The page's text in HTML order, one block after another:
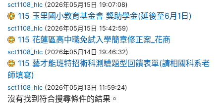
sct1108_hlc (2026年05月15日 19:07:08)
115 玉里國小教育基金會 獎助學金(延後至6月1日)
sct1108_hlc (2026年05月15日 15:42:59)
115 花蓮區高中職免試入學簡章修正案_花商
sct1108_hlc (2026年05月14日 19:46:32)
115 藝才能班特招術科測驗題型回饋表單(請相關科系老
師填寫)
sct1108_hlc (2026年05月13日 11:59:24)
沒有找到符合搜尋條件的結果。